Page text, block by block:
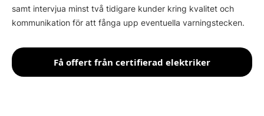
samt intervjua minst två tidigare kunder kring kvalitet och
kommunikation för att fånga upp eventuella varningstecken.
Få offert från certifierad elektriker